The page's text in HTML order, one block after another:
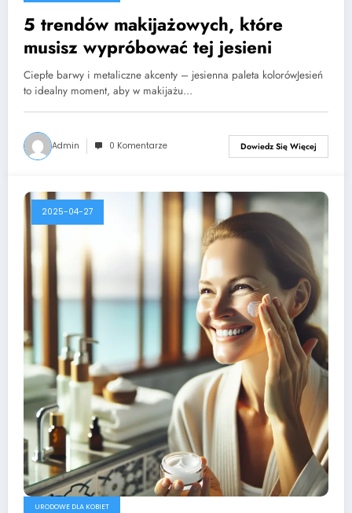
5 trendów makijażowych, które
musisz wypróbować tej jesieni
Ciepłe barwy i metaliczne akcenty – jesienna paleta kolorówJesień
to idealny moment, aby w makijażu…
Admin 0 Komentarze Dowiedz Się Więcej
2025-04-27
URODOWE DLA KOBIET